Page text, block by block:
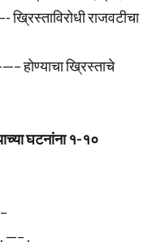
राजवटीचा
होण्याचा ख्रिस्ताचे
घटनांना १-१०
—– .